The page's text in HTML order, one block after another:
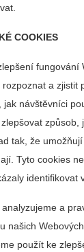
COOKIES
fungování
a zjistit
jak návštěvníci
způsob,
tak, že
Tyto cookies
identifikovat
a
našich
použít ke